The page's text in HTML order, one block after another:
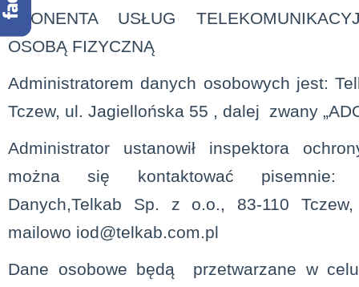
ABONENTA USŁUG
OSOBĄ FIZYCZNĄ
Administratorem danych osobowych jest:
Tczew, ul. Jagiellońska 55 , dalej zwany
Administrator ustanowił inspektora
można się kontaktować pisemnie:
Danych,Telkab Sp. z o.o., 83-110
mailowo iod@telkab.com.pl
Dane osobowe będą przetwarzane w